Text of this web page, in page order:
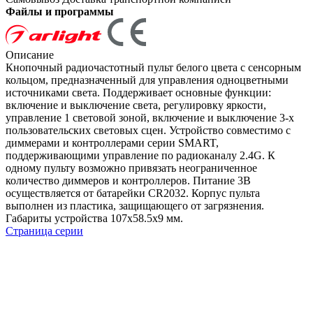
Файлы и программы
Описание
Кнопочный радиочастотный пульт белого цвета с сенсорным
кольцом, предназначенный для управления одноцветными
источниками света. Поддерживает основные функции:
включение и выключение света, регулировку яркости,
управление 1 световой зоной, включение и выключение 3-х
пользовательских световых сцен. Устройство совместимо с
диммерами и контроллерами серии SMART,
поддерживающими управление по радиоканалу 2.4G. К
одному пульту возможно привязать неограниченное
количество диммеров и контроллеров. Питание 3В
осуществляется от батарейки CR2032. Корпус пульта
выполнен из пластика, защищающего от загрязнения.
Габариты устройства 107x58.5x9 мм.
Страница серии